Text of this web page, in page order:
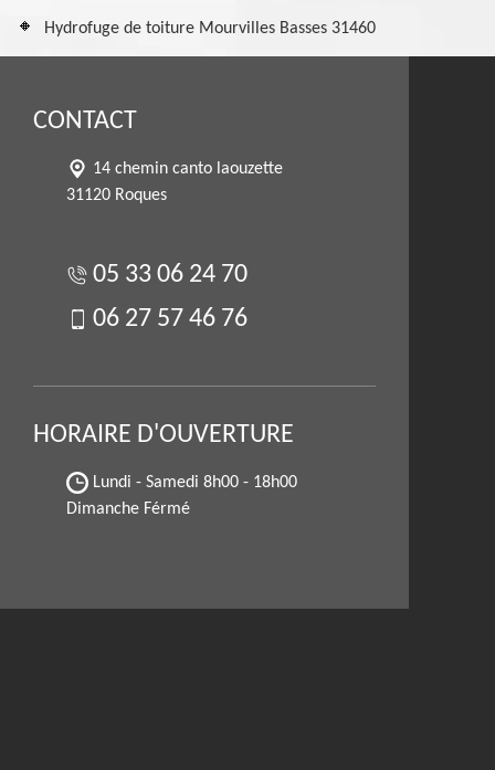
Hydrofuge de toiture Mourvilles Basses 31460
CONTACT
14 chemin canto laouzette
31120 Roques
05 33 06 24 70
06 27 57 46 76
HORAIRE D'OUVERTURE
Lundi - Samedi 8h00 - 18h00
Dimanche Férmé